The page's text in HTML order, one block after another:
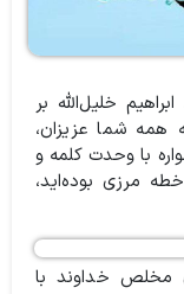
خلیل‌الله بر
شما عزیزان،
با وحدت کلمه و
مرزی بوده‌اید،
مخلص خداوند با